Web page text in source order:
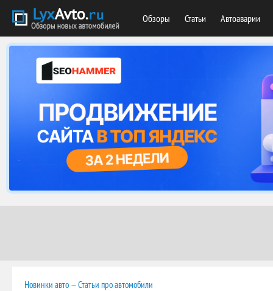
Обзоры Статьи Автоаварии
Новинки авто —Статьи про автомобили